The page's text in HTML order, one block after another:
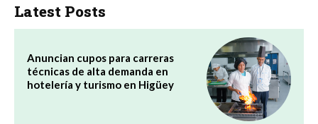
Latest Posts
Anuncian cupos para carreras
técnicas de alta demanda en
hotelería y turismo en Higüey